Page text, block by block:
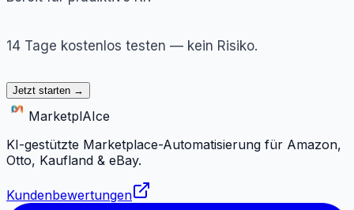
14 Tage kostenlos testen — kein Risiko.
Jetzt starten →
MarketplAIce
KI-gestützte Marketplace-Automatisierung für Amazon,
Otto, Kaufland & eBay.
Kundenbewertungen